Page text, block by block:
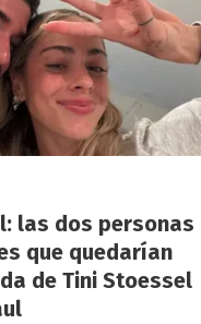
las dos personas
que quedarían
de Tini Stoessel